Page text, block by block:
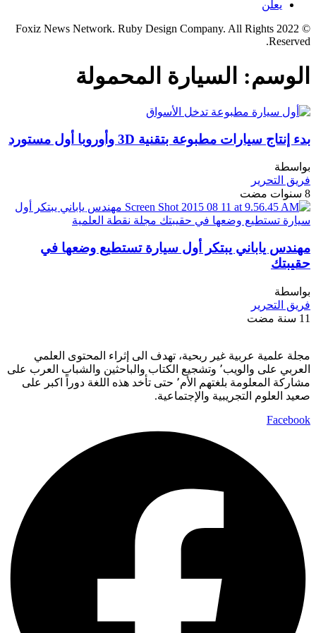
يعلن
© 2022 Foxiz News Network. Ruby Design Company. All Rights
Reserved.
الوسم: السيارة المحمولة
بدء إنتاج سيارات مطبوعة بتقنية 3D وأوروبا أول مستورد
بواسطة
فريق التحرير
8 سنوات مضت
مهندس ياباني يبتكر أول سيارة تستطيع وضعها في
حقيبتك
بواسطة
فريق التحرير
11 سنة مضت
مجلة علمية عربية غير ربحية، تهدف الى إثراء المحتوى العلمي
العربي على والويب٬ وتشجيع الكتاب والباحثين والشباب العرب على
مشاركة المعلومة بلغتهم الأم٬ حتى تأخد هذه اللغة دوراً اكبر على
صعيد العلوم التجريبية والإجتماعية.
Facebook